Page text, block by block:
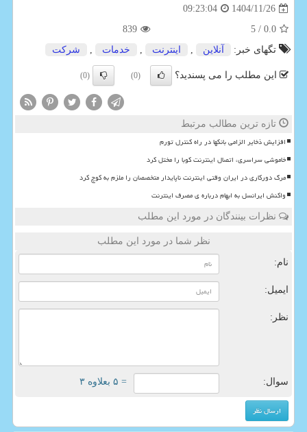
1404/11/26
09:23:04
0.0
/ 5
839
تگهای خبر:
آنلاین , اینترنت , خدمات , شركت
این مطلب را می پسندید؟ (0)
(0)
تازه ترین مطالب مرتبط
افزایش ذخایر الزامی بانکها در راه کنترل تورم
خاموشی سراسری، اتصال اینترنت کوبا را مختل کرد
مرگ دورکاری در ایران وقتی اینترنت ناپایدار متخصصان را ملزم به کوچ کرد
واکنش ایرانسل به ابهام درباره ی مصرف اینترنت
نظرات بینندگان در مورد این مطلب
نظر شما در مورد این مطلب
نام:
ایمیل:
نظر:
سوال: = ۵ بعلاوه ۳